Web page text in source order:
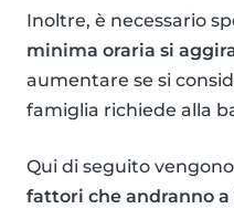
Inoltre, è necessario
minima oraria si
aumentare se si
famiglia richiede alla
Qui di seguito
fattori che andranno